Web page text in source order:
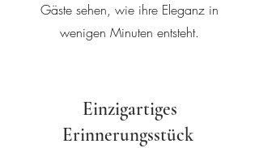
Gäste sehen, wie ihre Eleganz in
wenigen Minuten entsteht.
Einzigartiges
Erinnerungsstück